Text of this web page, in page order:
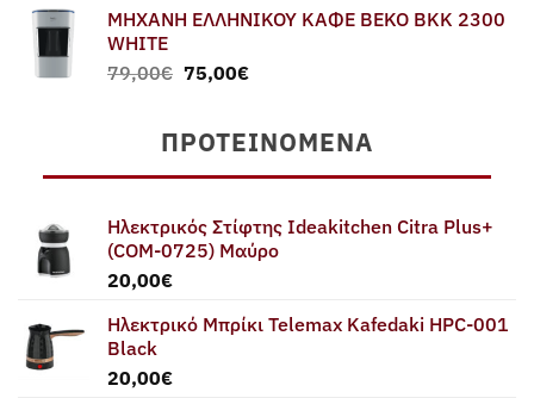
ΜΗΧΑΝΗ ΕΛΛΗΝΙΚΟΥ ΚΑΦΕ BEKO BKK 2300
WHITE
79,00€ Original
79,00€.
75,00€Η
είναι:
75,00€.
ΠΡΟΤΕΙΝΌΜΕΝΑ
Ηλεκτρικός Στίφτης Ideakitchen Citra Plus+
(COM-0725) Μαύρο
20,00€
Ηλεκτρικό Μπρίκι Telemax Kafedaki HPC-001
Black
20,00€